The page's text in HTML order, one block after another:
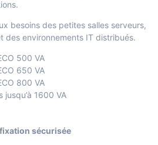
besoins des petites salles serveurs,
des environnements IT distribués.
500 VA
650 VA
800 VA
1600 VA
sécurisée